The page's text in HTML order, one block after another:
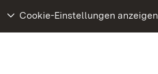
Cookie-Einstellungen anzeigen
Weiteres